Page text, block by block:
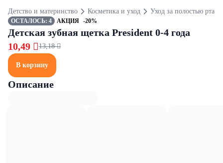
Детство и материнство Косметика и уход Уход за полостью рта
ОСТАЛОСЬ: 4 АКЦИЯ -20%
Детская зубная щетка President 0-4 года
10,49 13,18 
В корзину
Описание